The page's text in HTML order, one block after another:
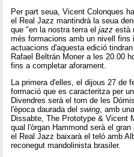
Per part seua, Vicent Colonques
el Real Jazz mantindrà la seua
que "en la nostra terra eljazz està
més formacions amb un nivell
actuacions d'aquesta edició
Rafael Beltrán Moner a les 20.00
fins a completar aforament.
La primera d'elles, el dijous 27 de
formació que es caracteritza per
Divendres serà el torn de les
l'època daurada delswing, amb
Dissabte, The Prototype & Vicent
qual l'òrgan Hammond serà el
el Real Jazz baixarà el teló amb
reconegut mandolinista brasiler.